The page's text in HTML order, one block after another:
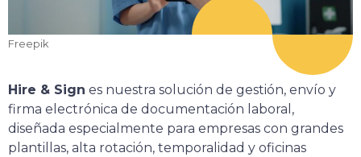
Freepik
Hire & Sign es nuestra solución de gestión, envío y
firma electrónica de documentación laboral,
diseñada especialmente para empresas con grandes
plantillas, alta rotación, temporalidad y oficinas